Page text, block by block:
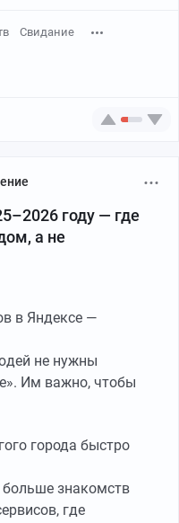
Краснодар:
чаще выбирают
без номера
так:
сайте;
аккаунт»;
знакомстваживут
с «сайтами
в 2025–2026
Свидание
году — где
а не
в Яндексе —
не нужны
Им важно, чтобы
города быстро
знакомств
где